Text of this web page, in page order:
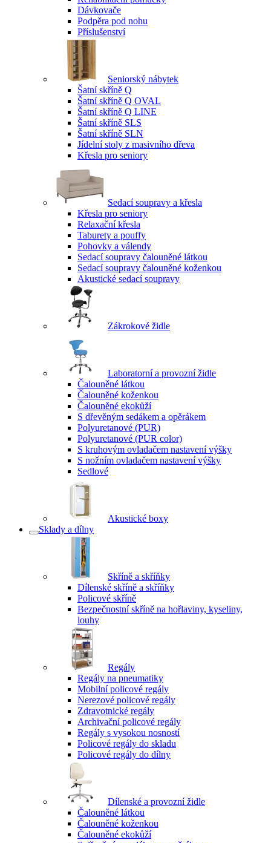
Dávkovače
Podpěra pod nohu
Příslušenství
Seniorský nábytek
Šatní skříně Q
Šatní skříně Q OVAL
Šatní skříně Q LINE
Šatní skříně SLS
Šatní skříně SLN
Jídelní stoly z masivního dřeva
Křesla pro seniory
Sedací soupravy a křesla
Křesla pro seniory
Relaxační křesla
Taburety a pouffy
Pohovky a válendy
Sedací soupravy čalouněné látkou
Sedací soupravy čalouněné koženkou
Akustické sedací soupravy
Zákrokové židle
Laboratorní a provozní židle
Čalouněné látkou
Čalouněné koženkou
Čalouněné ekokůží
S dřevěným sedákem a opěrákem
Polyuretanové (PUR)
Polyuretanové (PUR color)
S kruhovým ovladačem nastavení výšky
S nožním ovladačem nastavení výšky
Sedlové
Akustické boxy
Sklady a dílny
Skříně a skříňky
Dílenské skříně a skříňky
Policové skříně
Bezpečnostní skříně na hořlaviny, kyseliny,
louhy
Regály
Regály na pneumatiky
Mobilní policové regály
Nerezové policové regály
Zdravotnické regály
Archivační policové regály
Regály s vysokou nosností
Policové regály do skladu
Policové regály do dílny
Dílenské a provozní židle
Čalouněné látkou
Čalouněné koženkou
Čalouněné ekokůží